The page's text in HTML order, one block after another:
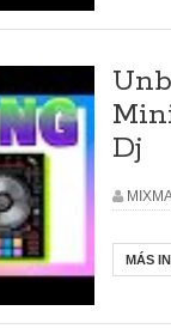
Dj
MÁS